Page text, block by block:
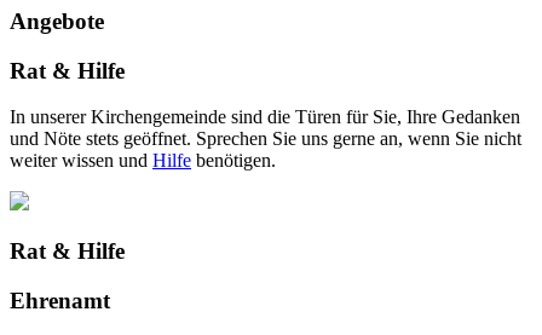
Angebote
Rat & Hilfe
In unserer Kirchengemeinde sind die Türen für Sie, Ihre Gedanken
und Nöte stets geöffnet. Sprechen Sie uns gerne an, wenn Sie nicht
weiter wissen und Hilfe benötigen.
Rat & Hilfe
Ehrenamt